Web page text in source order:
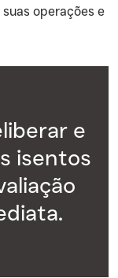
operações e
e
isentos